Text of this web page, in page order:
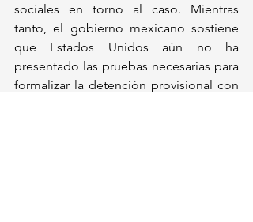
sociales en torno al caso. Mientras
tanto, el gobierno mexicano sostiene
que Estados Unidos aún no ha
presentado las pruebas necesarias para
formalizar la detención provisional con